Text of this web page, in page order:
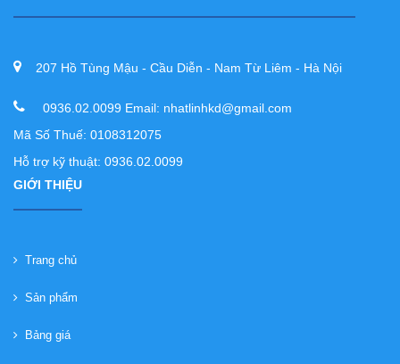
207 Hồ Tùng Mậu - Cầu Diễn - Nam Từ Liêm - Hà Nội
0936.02.0099 Email: nhatlinhkd@gmail.com
Mã Số Thuế: 0108312075
Hỗ trợ kỹ thuật: 0936.02.0099
GIỚI THIỆU
Trang chủ
Sản phẩm
Bảng giá